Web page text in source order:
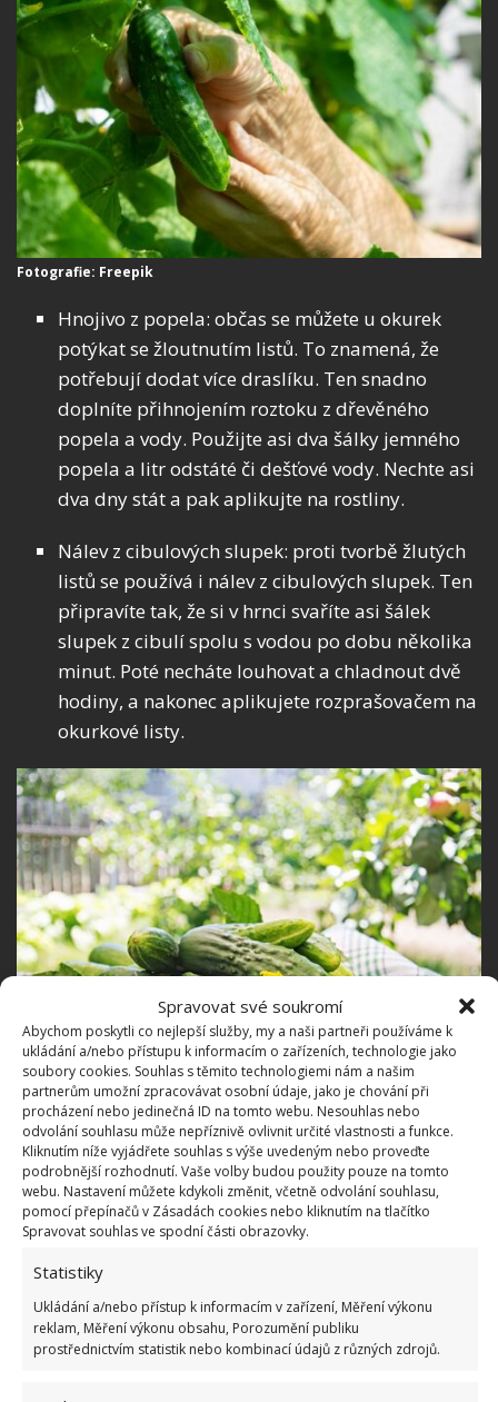
Spravovat své soukromí
Abychom poskytli co nejlepší služby, my a naši partneři používáme k
ukládání a/nebo přístupu k informacím o zařízeních, technologie jako
soubory cookies. Souhlas s těmito technologiemi nám a našim
partnerům umožní zpracovávat osobní údaje, jako je chování při
procházení nebo jedinečná ID na tomto webu. Nesouhlas nebo
odvolání souhlasu může nepříznivě ovlivnit určité vlastnosti a funkce.
Kliknutím níže vyjádřete souhlas s výše uvedeným nebo proveďte
podrobnější rozhodnutí. Vaše volby budou použity pouze na tomto
webu. Nastavení můžete kdykoli změnit, včetně odvolání souhlasu,
pomocí přepínačů v Zásadách cookies nebo kliknutím na tlačítko
Spravovat souhlas ve spodní části obrazovky.
Statistiky
Ukládání a/nebo přístup k informacím v zařízení, Měření výkonu
reklam, Měření výkonu obsahu, Porozumění publiku
prostřednictvím statistik nebo kombinací údajů z různých zdrojů.
Fotografie: Freepik
Hnojivo z popela: občas se můžete u okurek
potýkat se žloutnutím listů. To znamená, že
potřebují dodat více draslíku. Ten snadno
doplníte přihnojením roztoku z dřevěného
popela a vody. Použijte asi dva šálky jemného
popela a litr odstáté či dešťové vody. Nechte asi
dva dny stát a pak aplikujte na rostliny.
Nálev z cibulových slupek: proti tvorbě žlutých
listů se používá i nálev z cibulových slupek. Ten
připravíte tak, že si v hrnci svaříte asi šálek
slupek z cibulí spolu s vodou po dobu několika
minut. Poté necháte louhovat a chladnout dvě
hodiny, a nakonec aplikujete rozprašovačem na
okurkové listy.
Fotografie: Freepik
Jaké roztoky použít proti
rostlinným chorobám a plísním?
Někdy mohou pěstované plodiny napadnout i
plísně. Proti těm snadno zabojujete s těmito roztoky:
Jogurtová směs: klasický bílý jogurt smíchejte
s vodou v poměru 1:1 a aplikujte na okurky buď